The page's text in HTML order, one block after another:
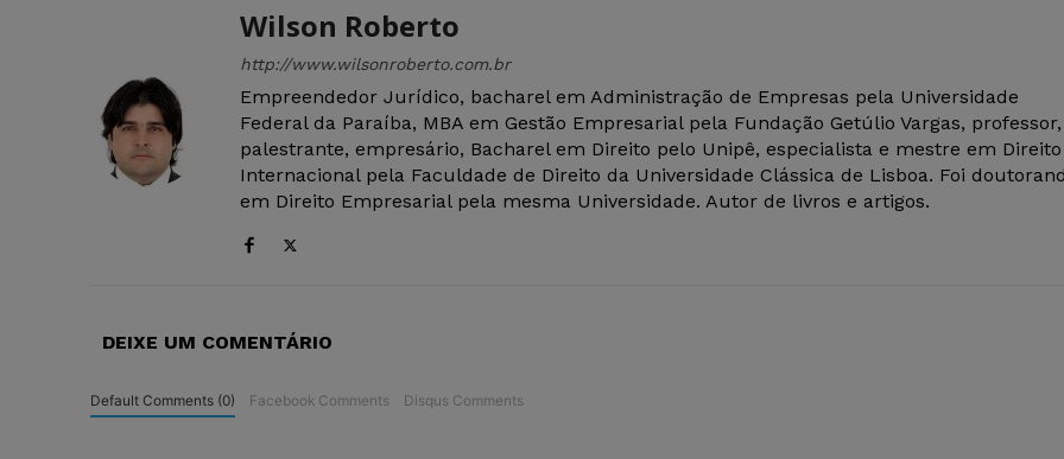
Wilson Roberto
http://www.wilsonroberto.com.br
Empreendedor Jurídico, bacharel em Administração de Empresas pela Universidade
Federal da Paraíba, MBA em Gestão Empresarial pela Fundação Getúlio Vargas, professor,
palestrante, empresário, Bacharel em Direito pelo Unipê, especialista e mestre em Direito
Internacional pela Faculdade de Direito da Universidade Clássica de Lisboa. Foi
em Direito Empresarial pela mesma Universidade. Autor de livros e artigos.
DEIXE UM COMENTÁRIO
Default Comments (0) Facebook Comments Disqus Comments